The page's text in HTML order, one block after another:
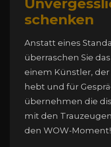
schenken
Anstatt eines
überraschen Sie
einem Künstler,
hebt und für
übernehmen die
mit den
den WOW-Moment!